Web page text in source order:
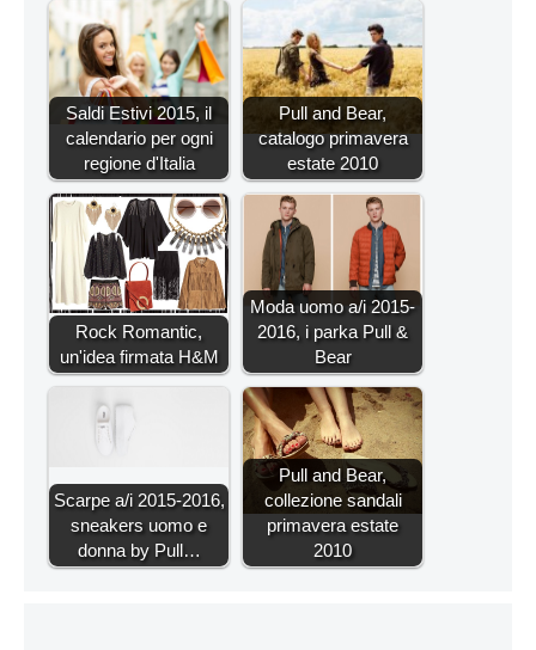
Saldi Estivi 2015, il
calendario per ogni
regione d'Italia
Pull and Bear,
catalogo primavera
estate 2010
Rock Romantic,
un'idea firmata H&M
Moda uomo a/i 2015-
2016, i parka Pull &
Bear
Scarpe a/i 2015-2016,
sneakers uomo e
donna by Pull…
Pull and Bear,
collezione sandali
primavera estate
2010